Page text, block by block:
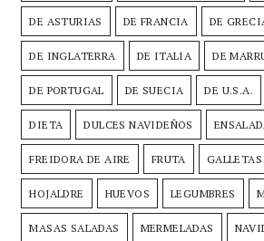
DE ASTURIAS DE FRANCIA DE
DE INGLATERRA DE ITALIA DE
DE PORTUGAL DE SUECIA DE U.S.A.
DIETA DULCES NAVIDEÑOS
FREIDORA DE AIRE FRUTA GALLETAS
HOJALDRE HUEVOS LEGUMBRES
MASAS SALADAS MERMELADAS